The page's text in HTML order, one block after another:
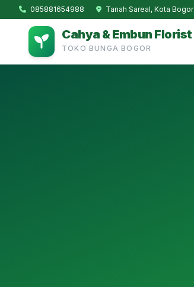
085881654988 Tanah Sareal, Kota Bogor
Cahya & Embun Florist
TOKO BUNGA BOGOR